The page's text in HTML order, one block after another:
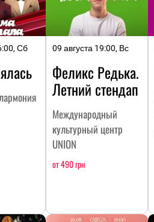
Сб 09 августа 19:00, Вс
Феликс Редька.
Летний стендап
Международный
культурный центр
UNION
от 490 грн